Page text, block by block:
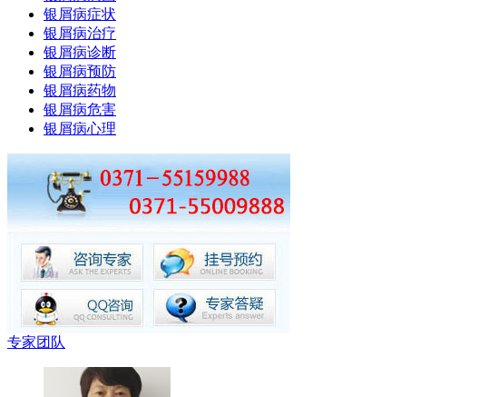
银屑病症状
银屑病治疗
银屑病诊断
银屑病预防
银屑病药物
银屑病危害
银屑病心理
专家团队